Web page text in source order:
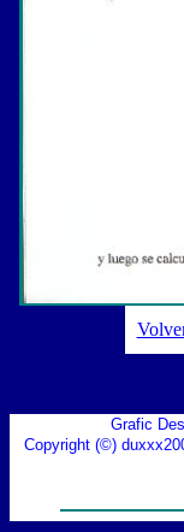
Grafic
Copyright (©)